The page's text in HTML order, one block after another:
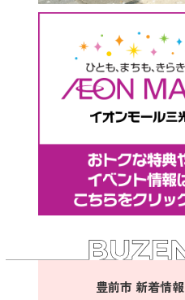
豊前市 新着情報